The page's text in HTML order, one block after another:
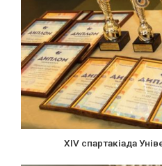
XIV спартакіада